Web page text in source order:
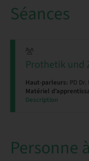
Séances
Prothetik und
Haut-parleurs: PD
Matériel
Description
Personne